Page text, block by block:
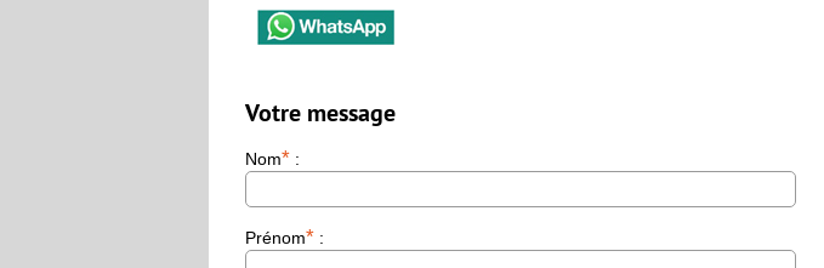
Votre message
Nom* :
Prénom* :